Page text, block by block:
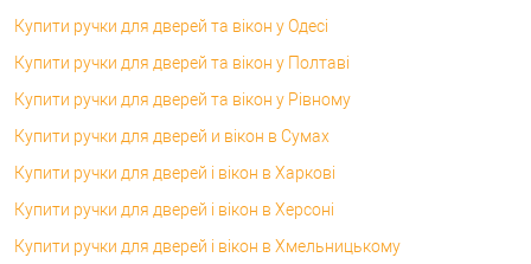
Купити ручки для дверей та вікон у Одесі
Купити ручки для дверей та вікон у Полтаві
Купити ручки для дверей та вікон у Рівному
Купити ручки для дверей и вікон в Сумах
Купити ручки для дверей і вікон в Харкові
Купити ручки для дверей і вікон в Херсоні
Купити ручки для дверей і вікон в Хмельницькому